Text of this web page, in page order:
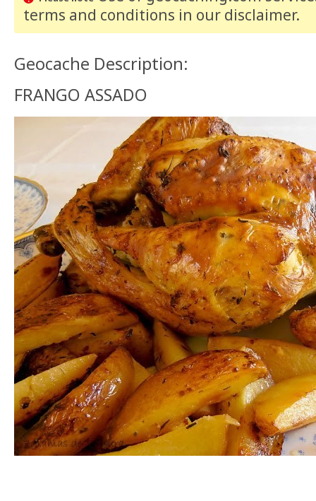
terms and conditions in our disclaimer.
Geocache Description:
FRANGO ASSADO